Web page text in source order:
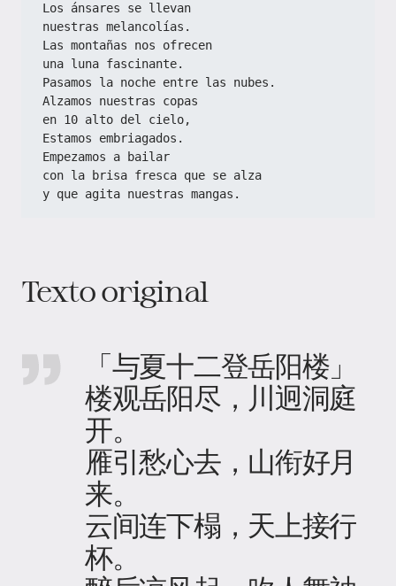
Los ánsares se llevan
nuestras melancolías.
Las montañas nos ofrecen
una luna fascinante.
Pasamos la noche entre las nubes.
Alzamos nuestras copas
en 10 alto del cielo,
Estamos embriagados.
Empezamos a bailar
con la brisa fresca que se alza
y que agita nuestras mangas.
Texto original
「与夏十二登岳阳楼」
楼观岳阳尽，川迥洞庭
开。
雁引愁心去，山衔好月
来。
云间连下榻，天上接行
杯。